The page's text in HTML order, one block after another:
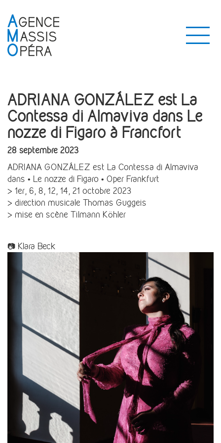
ADRIANA GONZÁLEZ est La
Contessa di Almaviva dans Le
nozze di Figaro à Francfort
28 septembre 2023
ADRIANA GONZÁLEZ est La Contessa di Almaviva
dans • Le nozze di Figaro • Oper Frankfurt
> 1er, 6, 8, 12, 14, 21 octobre 2023
> direction musicale Thomas Guggeis
> mise en scène Tilmann Köhler
📷 Klara Beck